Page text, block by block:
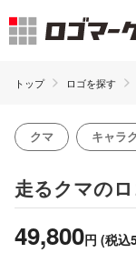
トップ ロゴを探す
クマ キャラ
走るクマの
49,800円 (税込